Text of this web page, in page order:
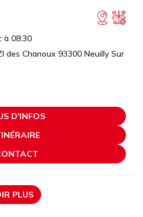
à 08:30
des Chanoux 93300 Neuilly Sur
D'INFOS
PLUS